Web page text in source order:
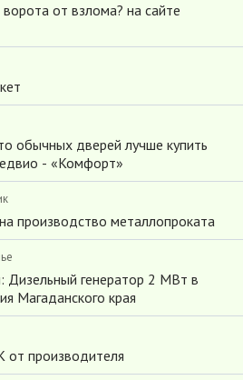
от взлома? на сайте
обычных дверей лучше купить
- «Комфорт»
производство металлопроката
Дизельный генератор 2 МВт в
Магаданского края
от производителя